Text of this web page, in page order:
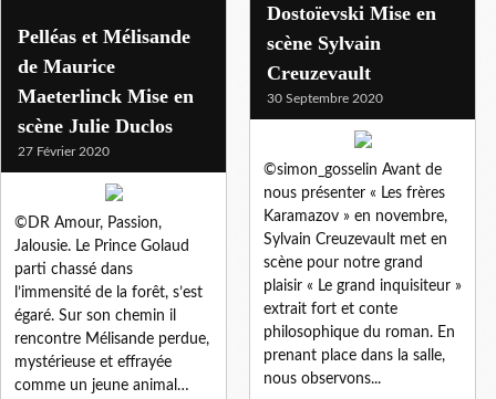
Dostoïevski Mise en
scène Sylvain
Creuzevault
30 Septembre 2020
©simon_gosselin Avant de
nous présenter « Les frères
Karamazov » en novembre,
Sylvain Creuzevault met en
scène pour notre grand
plaisir « Le grand inquisiteur »
extrait fort et conte
philosophique du roman. En
prenant place dans la salle,
nous observons...
Pelléas et Mélisande
de Maurice
Maeterlinck Mise en
scène Julie Duclos
27 Février 2020
©DR Amour, Passion,
Jalousie. Le Prince Golaud
parti chassé dans
l’immensité de la forêt, s’est
égaré. Sur son chemin il
rencontre Mélisande perdue,
mystérieuse et effrayée
comme un jeune animal…